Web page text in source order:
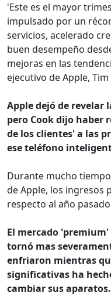
'Este es el mayor
impulsado por un
servicios, acelerado
buen desempeño
mejoras en las
ejecutivo de Apple, Tim
Apple dejó de revelar
pero Cook dijo haber
de los clientes' a las
ese teléfono
Durante mucho
de Apple, los ingresos
respecto al año
El mercado
tornó mas
enfriaron mientras
significativas ha
cambiar sus aparatos.